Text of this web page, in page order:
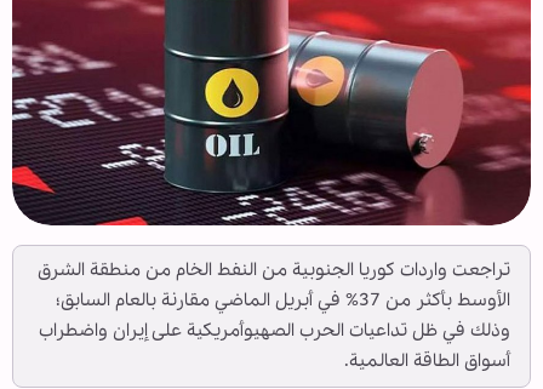
تراجعت واردات كوريا الجنوبية من النفط الخام من منطقة الشرق
الأوسط بأكثر من 37% في أبريل الماضي مقارنة بالعام السابق؛
وذلك في ظل تداعيات الحرب الصهيوأمريكية علی إيران واضطراب
أسواق الطاقة العالمية.